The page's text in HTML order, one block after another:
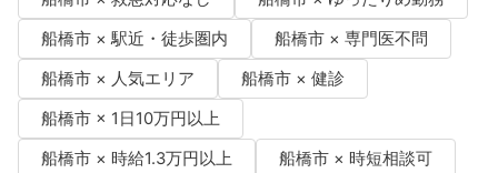
船橋市 × 駅近・徒歩圏内
船橋市 × 専門医不問
船橋市 × 人気エリア
船橋市 × 健診
船橋市 × 1日10万円以上
船橋市 × 時給1.3万円以上
船橋市 × 時短相談可